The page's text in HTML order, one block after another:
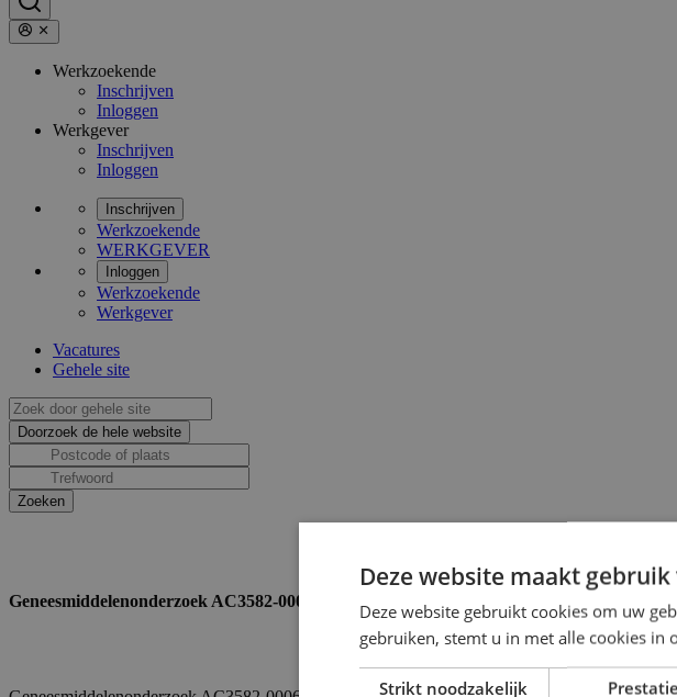
Werkzoekende
Inschrijven
Inloggen
Werkgever
Inschrijven
Inloggen
Inschrijven
Werkzoekende
WERKGEVER
Inloggen
Werkzoekende
Werkgever
Vacatures
Gehele site
Geneesmiddelenonderzoek AC3582-0006-GRQ-C (Vergoeding tot €4.449,-)
Deze website maakt gebruik
Deze website gebruikt cookies om uw
gebruiken, stemt u in met alle cookies in
Strikt noodzakelijk Prestatie